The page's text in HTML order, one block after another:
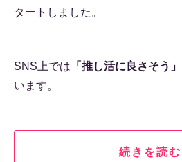
タートしました。
SNS上では 「推し活に良さそう」
います。
続きを読む